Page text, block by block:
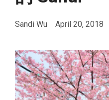
Sandi Wu April 20, 2018